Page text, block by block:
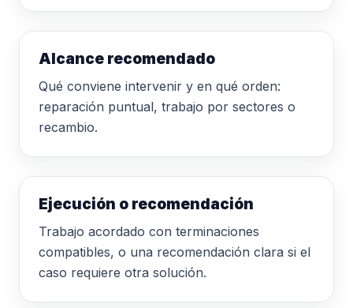
Alcance recomendado
Qué conviene intervenir y en qué orden:
reparación puntual, trabajo por sectores o
recambio.
Ejecución o recomendación
Trabajo acordado con terminaciones
compatibles, o una recomendación clara si el
caso requiere otra solución.